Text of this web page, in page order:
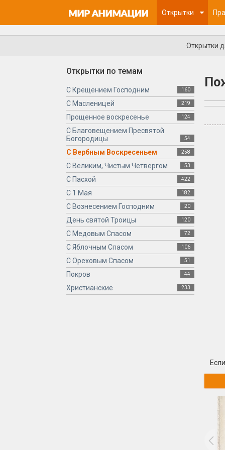
Открытки
Открытки
Открытки по темам
С Крещением Господним 160
С Масленицей 219
Прощенное воскресенье 124
С Благовещением Пресвятой
Богородицы
54
С Вербным Воскресеньем 258
С Великим, Чистым Четвергом 53
С Пасхой 422
С 1 Мая 182
С Вознесением Господним 20
День святой Троицы 120
С Медовым Спасом 72
С Яблочным Спасом 106
С Ореховым Спасом 51
Покров 44
Христианские 233